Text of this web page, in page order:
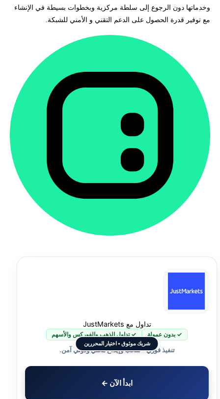
إخلاء المسؤولية وتنويه المخاطر
وخدماتها دون الرجوع إلى سلطة مركزية وبخطوات بسيطة في الإنشاء
مع توفير قدرة الحصول على الدعم التقني و الأمني للشبكة.
شريك موثوق • اختيار المحررين
تداول مع JustMarkets
✓ بدون عمولة ✓ تداول الذهب والفوركس والأسهم
تنفيذ فوري • سحب وإيداع محلي ودولي آمن.
ابدأ الآن ←